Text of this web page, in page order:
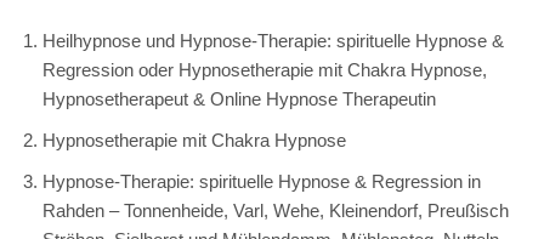
Heilhypnose und Hypnose-Therapie: spirituelle Hypnose &
Regression oder Hypnosetherapie mit Chakra Hypnose,
Hypnosetherapeut & Online Hypnose Therapeutin
Hypnosetherapie mit Chakra Hypnose
Hypnose-Therapie: spirituelle Hypnose & Regression in
Rahden – Tonnenheide, Varl, Wehe, Kleinendorf, Preußisch